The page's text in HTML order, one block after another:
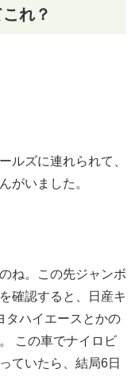
れ？
ルズに連れられて、
がいました。
ね。この先ジャンボ
確認すると、日産キ
タハイエースとかの
この車でナイロビ
ていたら、結局6日